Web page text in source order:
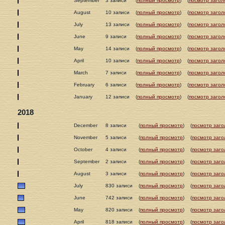
August 10 записи (полный просмотр) (посмотр
July 13 записи (полный просмотр) (посмотр
June 9 записи (полный просмотр) (посмотр
May 14 записи (полный просмотр) (посмотр
April 10 записи (полный просмотр) (посмотр
March 7 записи (полный просмотр) (посмотр
February 6 записи (полный просмотр) (посмотр
January 12 записи (полный просмотр) (посмотр
2018
December 8 записи (полный просмотр) (посмотр
November 5 записи (полный просмотр) (посмотр
October 4 записи (полный просмотр) (посмотр
September 2 записи (полный просмотр) (посмотр
August 3 записи (полный просмотр) (посмотр
July 830 записи (полный просмотр) (посмотр
June 742 записи (полный просмотр) (посмотр
May 820 записи (полный просмотр) (посмотр
April 818 записи (полный просмотр) (посмотр